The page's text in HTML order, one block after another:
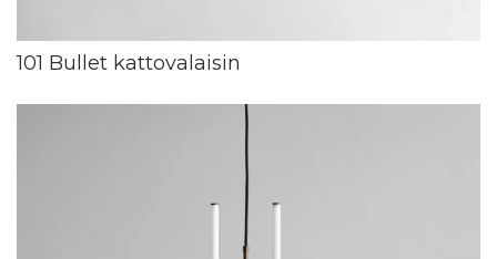
101 Bullet kattovalaisin